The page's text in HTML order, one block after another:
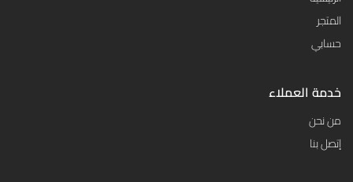
المتجر
حسابي
خدمة العملاء
من نحن
إتصل بنا